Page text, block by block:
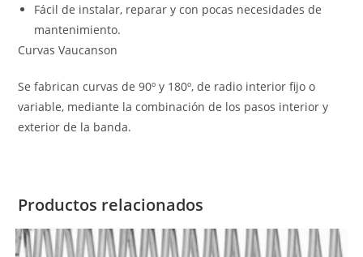
Fácil de instalar, reparar y con pocas necesidades de
mantenimiento.
Curvas Vaucanson
Se fabrican curvas de 90º y 180º, de radio interior fijo o
variable, mediante la combinación de los pasos interior y
exterior de la banda.
Productos relacionados